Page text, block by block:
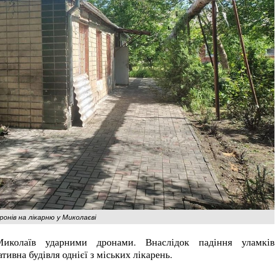
на лікарню у Миколаєві
ударними дронами. Внаслідок падіння уламків
будівля однієї з міських лікарень.